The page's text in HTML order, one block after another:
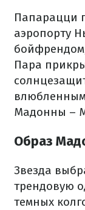
Папарацци
аэропорту
Пара
Мадонны –
Образ
Звезда
трендовую
темных